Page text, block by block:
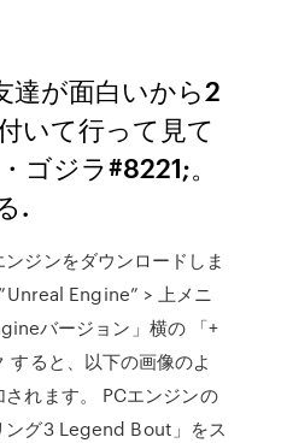
達が面白いから2
いて行って見て
ゴジラ#8221;。
.
ジンをダウンロードしま
Engine” > 上メニ
バージョン」横の 「+
すると、以下の画像のよ
れます。 PCエンジンの
ング3 Legend Bout」をス